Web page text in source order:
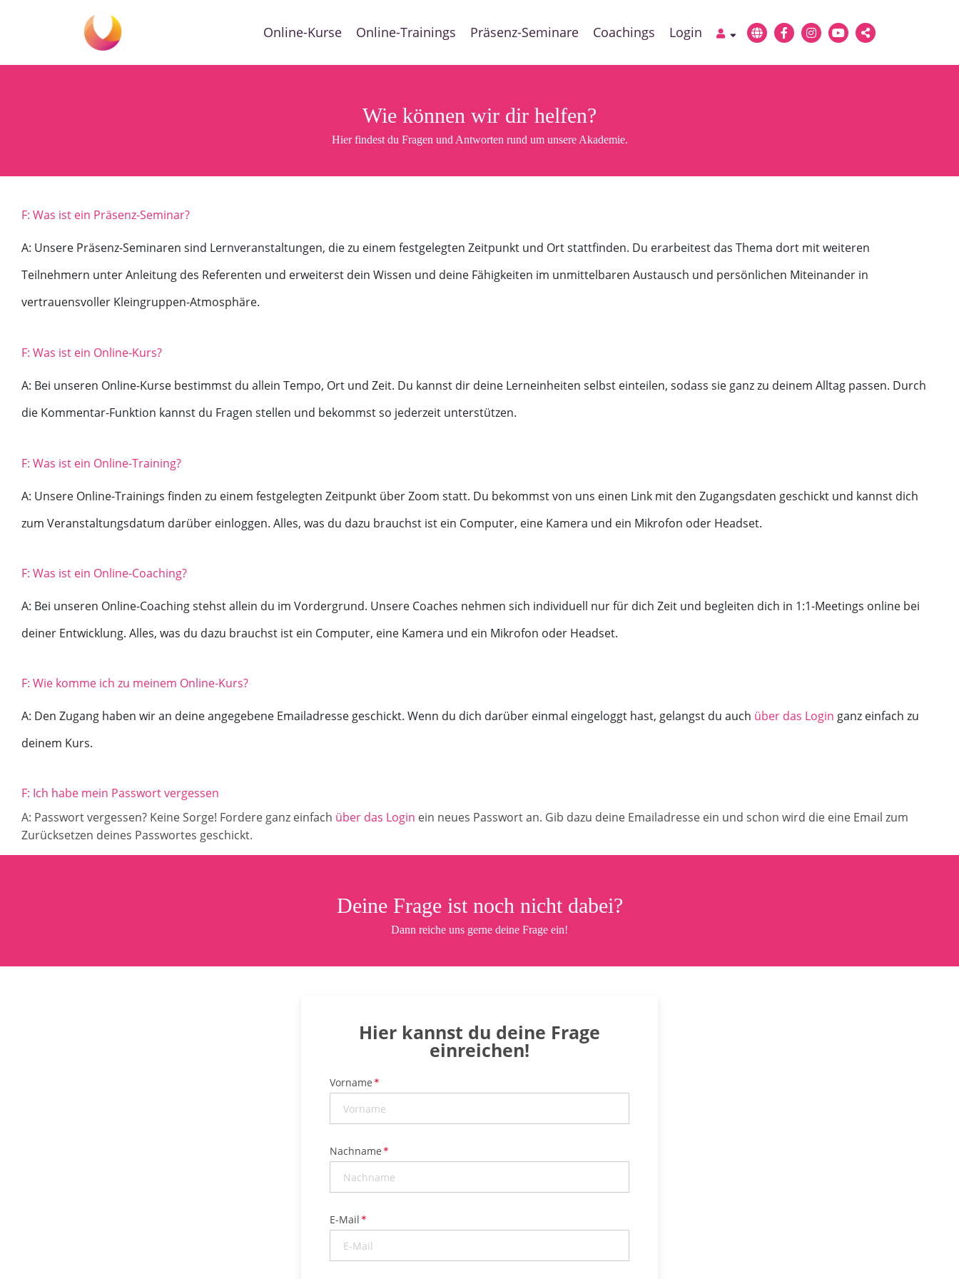
Online-Kurse Online-Trainings Präsenz-Seminare Coachings Login
Wie können wir dir helfen?
Hier findest du Fragen und Antworten rund um unsere Akademie.
F: Was ist ein Präsenz-Seminar?
A: Unsere Präsenz-Seminaren sind Lernveranstaltungen, die zu einem festgelegten Zeitpunkt und Ort stattfinden. Du erarbeitest das Thema dort mit weiteren
Teilnehmern unter Anleitung des Referenten und erweiterst dein Wissen und deine Fähigkeiten im unmittelbaren Austausch und persönlichen Miteinander in
vertrauensvoller Kleingruppen-Atmosphäre.
F: Was ist ein Online-Kurs?
A: Bei unseren Online-Kurse bestimmst du allein Tempo, Ort und Zeit. Du kannst dir deine Lerneinheiten selbst einteilen, sodass sie ganz zu deinem Alltag passen. Durch
die Kommentar-Funktion kannst du Fragen stellen und bekommst so jederzeit unterstützen.
F: Was ist ein Online-Training?
A: Unsere Online-Trainings finden zu einem festgelegten Zeitpunkt über Zoom statt. Du bekommst von uns einen Link mit den Zugangsdaten geschickt und kannst dich
zum Veranstaltungsdatum darüber einloggen. Alles, was du dazu brauchst ist ein Computer, eine Kamera und ein Mikrofon oder Headset.
F: Was ist ein Online-Coaching?
A: Bei unseren Online-Coaching stehst allein du im Vordergrund. Unsere Coaches nehmen sich individuell nur für dich Zeit und begleiten dich in 1:1-Meetings online bei
deiner Entwicklung. Alles, was du dazu brauchst ist ein Computer, eine Kamera und ein Mikrofon oder Headset.
F: Wie komme ich zu meinem Online-Kurs?
A: Den Zugang haben wir an deine angegebene Emailadresse geschickt. Wenn du dich darüber einmal eingeloggt hast, gelangst du auch über das Login ganz einfach zu
deinem Kurs.
F: Ich habe mein Passwort vergessen
A: Passwort vergessen? Keine Sorge! Fordere ganz einfach über das Login ein neues Passwort an. Gib dazu deine Emailadresse ein und schon wird die eine Email zum
Zurücksetzen deines Passwortes geschickt.
Deine Frage ist noch nicht dabei?
Dann reiche uns gerne deine Frage ein!
Hier kannst du deine Frage
einreichen!
Vorname
Nachname
E-Mail